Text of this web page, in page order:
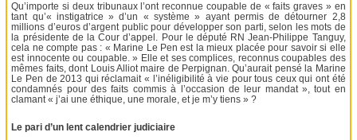
Qu’importe si deux tribunaux l’ont reconnue coupable de « faits graves » en
tant qu’« instigatrice » d’un « système » ayant permis de détourner 2,8
millions d’euros d’argent public pour développer son parti, selon les mots de
la présidente de la Cour d’appel. Pour le député RN Jean-Philippe Tanguy,
cela ne compte pas : « Marine Le Pen est la mieux placée pour savoir si elle
est innocente ou coupable. » Elle et ses complices, reconnus coupables des
mêmes faits, dont Louis Alliot maire de Perpignan. Qu’aurait pensé la Marine
Le Pen de 2013 qui réclamait « l’inéligibilité à vie pour tous ceux qui ont été
condamnés pour des faits commis à l’occasion de leur mandat », tout en
clamant « j’ai une éthique, une morale, et je m’y tiens » ?
Le pari d’un lent calendrier judiciaire